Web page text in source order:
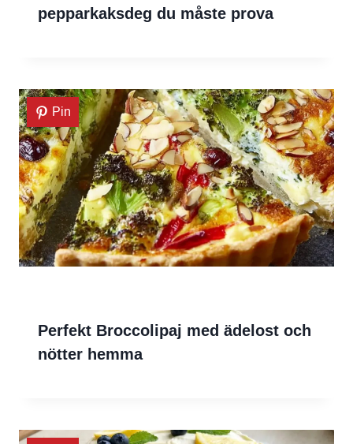
pepparkaksdeg du måste prova
Pin
Perfekt Broccolipaj med ädelost och
nötter hemma